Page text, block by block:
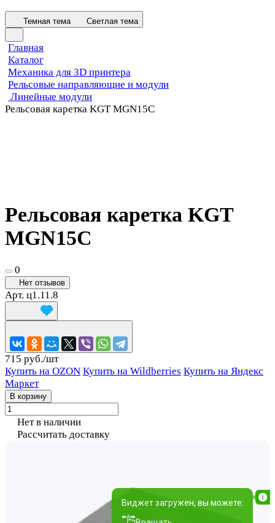
Темная тема Светлая тема
Главная
Каталог
Механика для 3D принтера
Рельсовые направляющие и модули
Линейные модули
Рельсовая каретка KGT MGN15C
Рельсовая каретка KGT
MGN15C
0
Нет отзывов
Арт. ц1.11.8
715 руб./шт
Купить на OZON Купить на Wildberries Купить на Яндекс
Маркет
В корзину
Нет в наличии
Рассчитать доставку